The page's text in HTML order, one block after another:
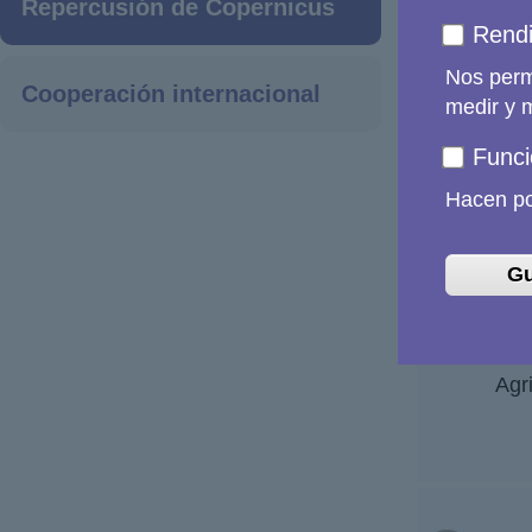
Repercusión de Copernicus
Cooperación internacional
Nos
medir y
Hacen